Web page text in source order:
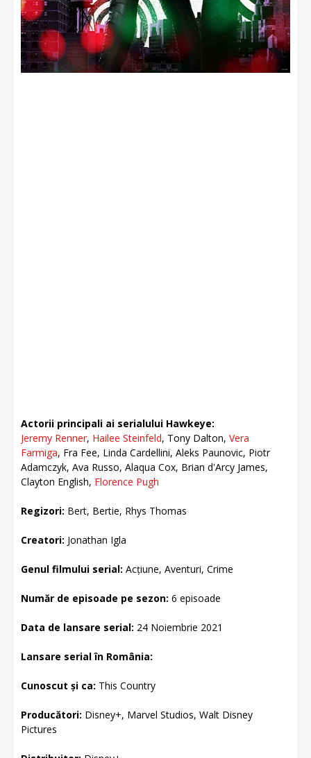
Actorii principali ai serialului Hawkeye:
Jeremy Renner, Hailee Steinfeld, Tony Dalton, Vera
Farmiga, Fra Fee, Linda Cardellini, Aleks Paunovic, Piotr
Adamczyk, Ava Russo, Alaqua Cox, Brian d'Arcy James,
Clayton English, Florence Pugh
Regizori: Bert, Bertie, Rhys Thomas
Creatori: Jonathan Igla
Genul filmului serial: Acțiune, Aventuri, Crime
Număr de episoade pe sezon: 6 episoade
Data de lansare serial: 24 Noiembrie 2021
Lansare serial în România:
Cunoscut și ca: This Country
Producători: Disney+, Marvel Studios, Walt Disney
Pictures